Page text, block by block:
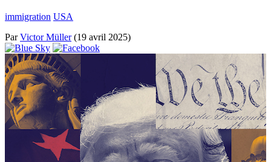
immigration USA
ParVictor Müller(19 avril 2025)